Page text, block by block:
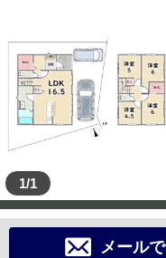
1/1
メール